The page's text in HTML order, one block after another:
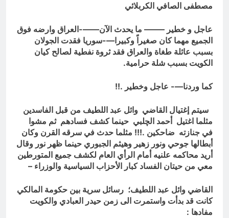
النووي الجديد لتحجيم دور إيران وفصائلها
اشهر لوحة عالمية للموت / راي
الفلسفة التجريدية للانسان
14 ساعة Ago
مصطفى الصافي الكربلائي
عاجل و خطير ——– ما يحدث الآن——-العراق وارضه فوق
الجميع مهما كان صغيراً وكبيرا—-سوريا فقدت الجولان
بسبب عائلة طغاة والعراق فقد ثروة نفطية لصالح كيان
الكويت بسبب شلة حرامية.
كما وردنا—- عاجل وخطير .!!
سيتم إغتيال القاضي وائل عبد اللطيف من قبل الفاسدين
مثلما اغتيل أحمد الچلبي حينما كشف فسادهم ثم مشوا
في جنازته ضاحكين .!!! مثلما حدث في سرقه القرن وكان
أبطالها جوحي ونور زهير وهيثم الجبوري حينما ظهر نور وقال
أريد محاكمه علنيه أمام الرأي العام لكشف جميع المتورطين
معي من حيتان الفساد كبار الأحزاب السياسية والوزراء –
القاضي وائل عبد اللطيف؛ رسائل سرية بين حكومة المالكي
كانت قد بدأت واستمرت الى زمن حيدر العبادي والكويت
مفادها :